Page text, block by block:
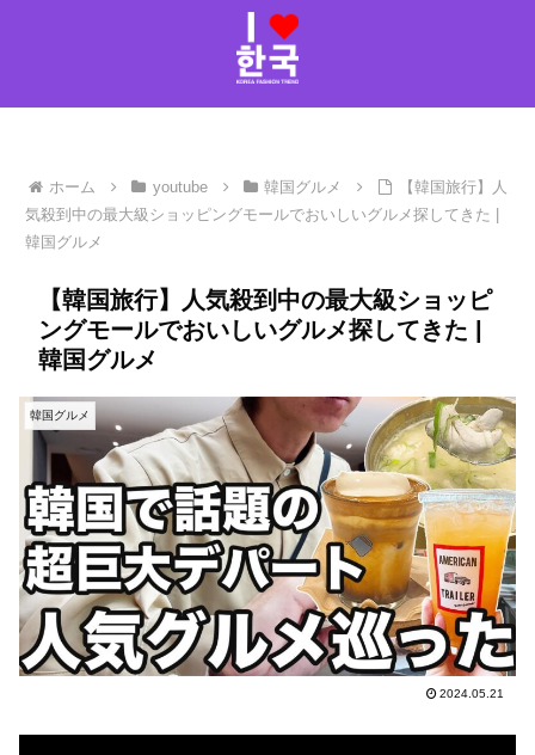
ホーム youtube 韓国グルメ
【韓国旅行】人
気殺到中の最大級ショッピングモールでおいしいグルメ探してきた |
韓国グルメ
【韓国旅行】人気殺到中の最大級ショッピ
ングモールでおいしいグルメ探してきた |
韓国グルメ
韓国グルメ
2024.05.21